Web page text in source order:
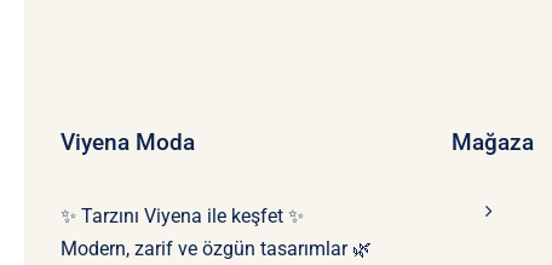
Viyena Moda
✨ Tarzını Viyena ile keşfet ✨
Modern, zarif ve özgün tasarımlar 🌿
Mağaza